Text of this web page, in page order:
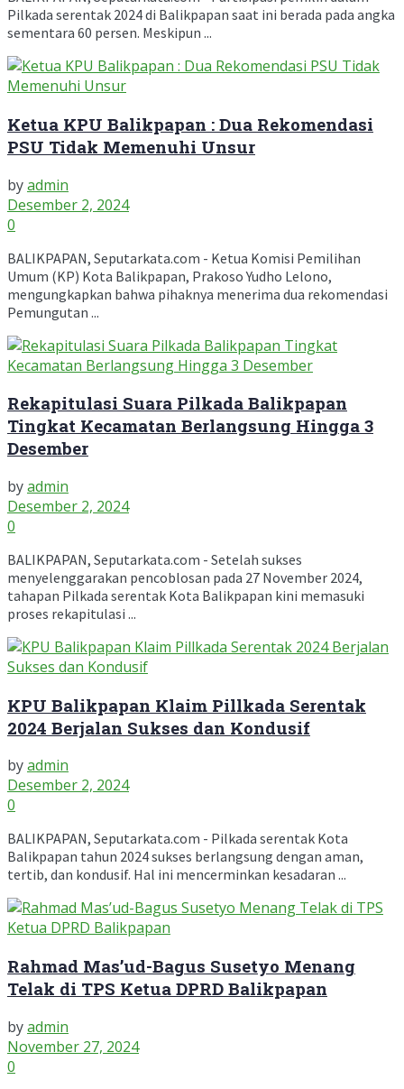
Pilkada serentak 2024 di Balikpapan saat ini berada pada angka
sementara 60 persen. Meskipun ...
Ketua KPU Balikpapan : Dua Rekomendasi
PSU Tidak Memenuhi Unsur
byadmin
Desember 2, 2024
0
BALIKPAPAN, Seputarkata.com - Ketua Komisi Pemilihan
Umum (KP) Kota Balikpapan, Prakoso Yudho Lelono,
mengungkapkan bahwa pihaknya menerima dua rekomendasi
Pemungutan ...
Rekapitulasi Suara Pilkada Balikpapan
Tingkat Kecamatan Berlangsung Hingga 3
Desember
byadmin
Desember 2, 2024
0
BALIKPAPAN, Seputarkata.com - Setelah sukses
menyelenggarakan pencoblosan pada 27 November 2024,
tahapan Pilkada serentak Kota Balikpapan kini memasuki
proses rekapitulasi ...
KPU Balikpapan Klaim Pillkada Serentak
2024 Berjalan Sukses dan Kondusif
byadmin
Desember 2, 2024
0
BALIKPAPAN, Seputarkata.com - Pilkada serentak Kota
Balikpapan tahun 2024 sukses berlangsung dengan aman,
tertib, dan kondusif. Hal ini mencerminkan kesadaran ...
Rahmad Mas’ud-Bagus Susetyo Menang
Telak di TPS Ketua DPRD Balikpapan
byadmin
November 27, 2024
0